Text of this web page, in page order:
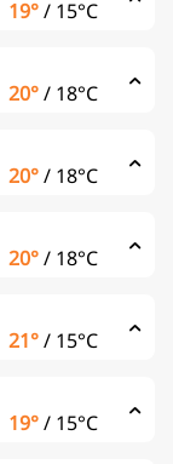
19°/ 15°C
20°/ 18°C
20°/ 18°C
20°/ 18°C
21°/ 15°C
19°/ 15°C